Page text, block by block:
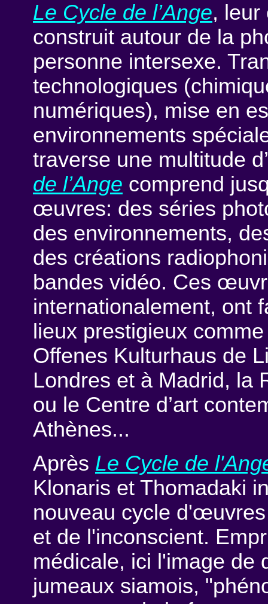
Le Cycle de l’Ange,
construit autour de la
personne intersexe.
technologiques
numériques), mise en
environnements
traverse une multitude
de l’Ange comprend
œuvres: des séries
des environnements,
des créations
bandes vidéo. Ces
internationalement, ont
lieux prestigieux
Offenes Kulturhaus de
Londres et à Madrid, la
ou le Centre d’art
Athènes...
Après Le Cycle de
Klonaris et Thomadaki
nouveau cycle
et de l'inconscient.
médicale, ici l'image de
jumeaux siamois,